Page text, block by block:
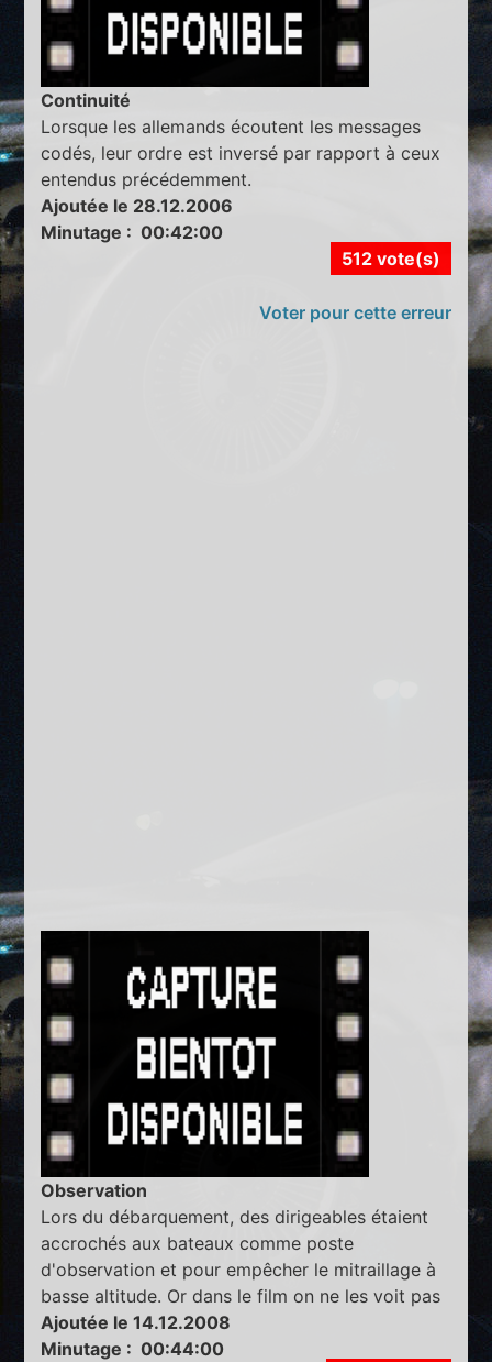
Continuité
Lorsque les allemands écoutent les messages
codés, leur ordre est inversé par rapport à ceux
entendus précédemment.
Ajoutée le 28.12.2006
Minutage : 00:42:00
512 vote(s)
Voter pour cette erreur
Observation
Lors du débarquement, des dirigeables étaient
accrochés aux bateaux comme poste
d'observation et pour empêcher le mitraillage à
basse altitude. Or dans le film on ne les voit pas
Ajoutée le 14.12.2008
Minutage : 00:44:00